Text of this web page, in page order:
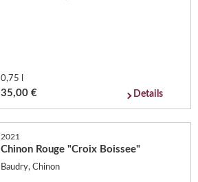
0,75 l
35,00 € Details
2021
Chinon Rouge "Croix Boissee"
Baudry, Chinon